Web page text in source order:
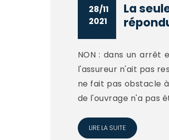
28/11
2021
La
NON : dans un arrêt
l'assureur n'ait pas
ne fait pas obstacle
de l'ouvrage n'a pas
LIRE LA SUITE